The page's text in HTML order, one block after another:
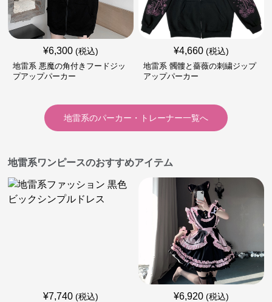
¥6,300 (税込)
地雷系 悪魔の角付きフードジッ
プアップパーカー
¥4,660 (税込)
地雷系 髑髏と薔薇の刺繍ジップ
アップパーカー
地雷系のパーカー・トレーナー一覧へ
地雷系ワンピースのおすすめアイテム
¥7,740 (税込) ¥6,920 (税込)